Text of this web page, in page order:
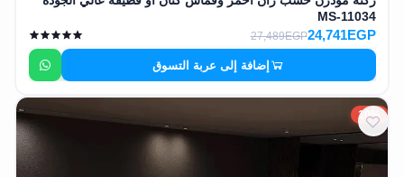
MS-11034
24,741EGP
27,489EGP
إضافة إلى عربة التسوق
10%